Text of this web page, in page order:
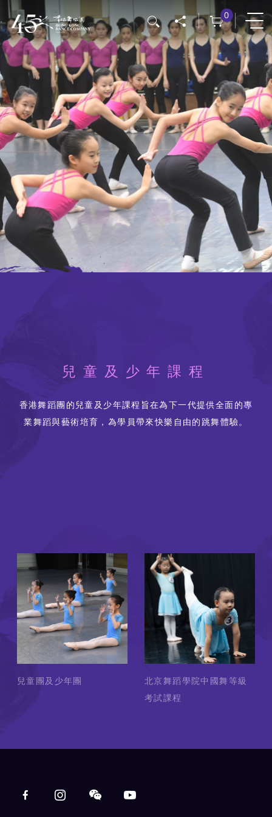
移
至
主
內
容
搜尋 0
兒童及少年課程
香港舞蹈團的兒童及少年課程旨在為下一代提供全面的專
業舞蹈與藝術培育，為學員帶來快樂自由的跳舞體驗。
兒童團及少年團
北京舞蹈學院中國舞等級
考試課程
Main navigation